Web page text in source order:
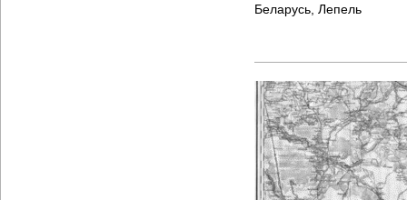
Беларусь, Лепель